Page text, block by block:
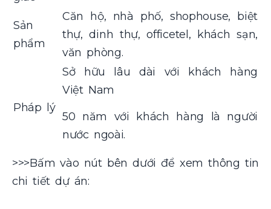
Sản
phẩm
Căn hộ, nhà phố, shophouse, biệt
thự, dinh thự, officetel, khách sạn,
văn phòng.
Pháp lý
Sở hữu lâu dài với khách hàng
Việt Nam
50 năm với khách hàng là người
nước ngoài.
>>>Bấm vào nút bên dưới để xem thông tin
chi tiết dự án: